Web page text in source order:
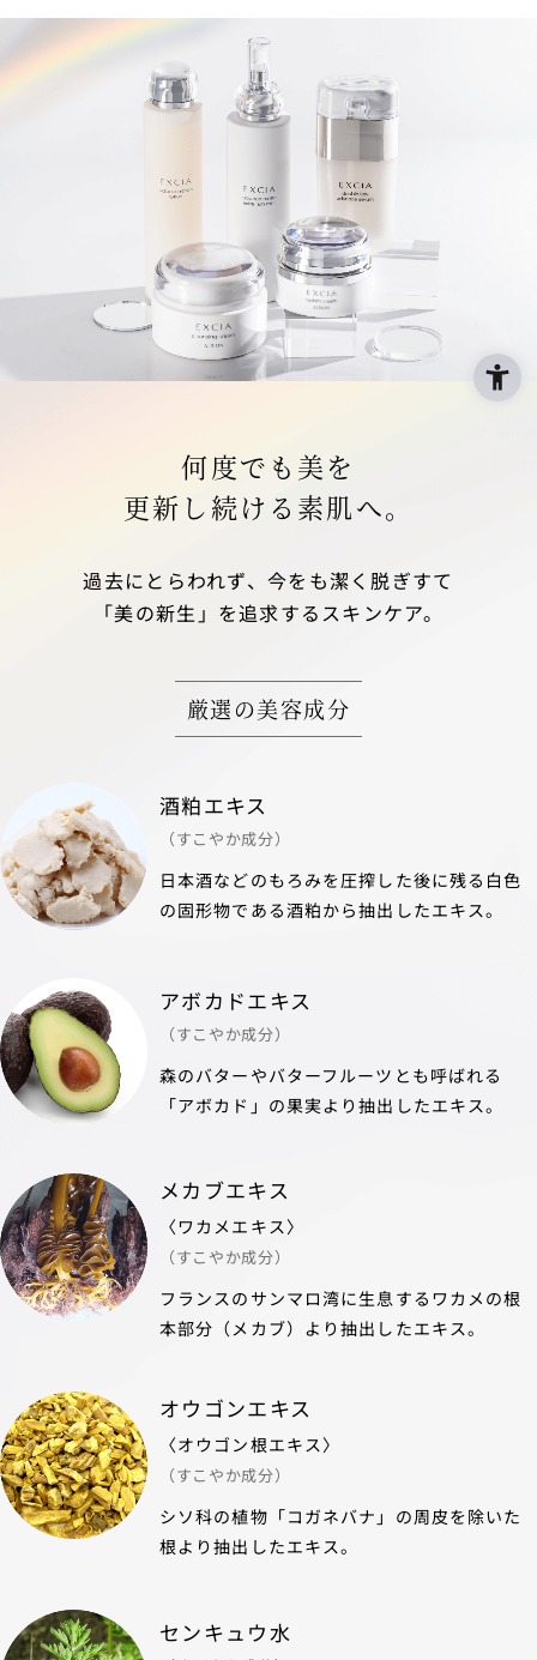
何度でも美を
更新し続ける素肌へ。
過去にとらわれず、今をも潔く脱ぎすて
「美の新生」を追求するスキンケア。
厳選の美容成分
酒粕エキス
（すこやか成分）
日本酒などのもろみを圧搾した後に残る白色
の固形物である酒粕から抽出したエキス。
アボカドエキス
（すこやか成分）
森のバターやバターフルーツとも呼ばれる
「アボカド」の果実より抽出したエキス。
メカブエキス
〈ワカメエキス〉
（すこやか成分）
フランスのサンマロ湾に生息するワカメの根
本部分（メカブ）より抽出したエキス。
オウゴンエキス
〈オウゴン根エキス〉
（すこやか成分）
シソ科の植物「コガネバナ」の周皮を除いた
根より抽出したエキス。
センキュウ水